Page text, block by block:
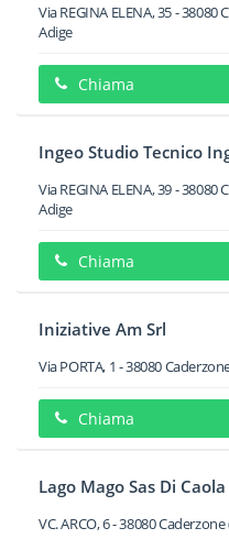
Via REGINA ELENA, 35-38080
Adige
Chiama
Ingeo Studio Tecnico
Via REGINA ELENA, 39-38080
Adige
Chiama
Iniziative Am Srl
Via PORTA, 1 -38080
Chiama
Lago Mago Sas Di
VC. ARCO, 6-38080Caderzone